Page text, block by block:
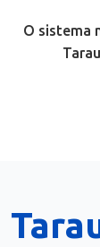
O sistema